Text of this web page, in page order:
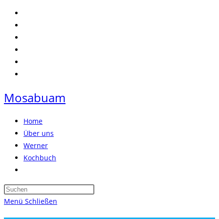
Zum
Inhalt
springen
Mosabuam
Home
Über uns
Werner
Kochbuch
umschalten
Press
Menü Schließen